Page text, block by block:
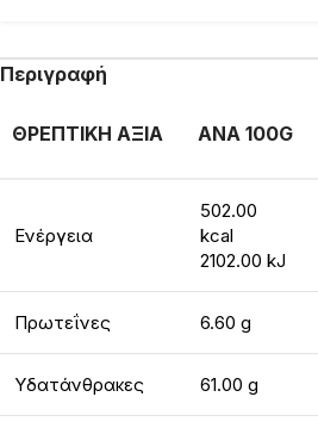
Περιγραφή
ΘΡΕΠΤΙΚΗ ΑΞΙΑ ΑΝΑ 100G
Ενέργεια
502.00
kcal
2102.00 kJ
Πρωτεΐνες 6.60 g
Υδατάνθρακες 61.00 g